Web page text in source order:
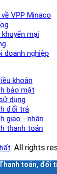
VPP Minaco
mại
doanh nghiệp
khoản
bảo mật
dụng
đổi trả
giao - nhận
thanh toán
. All rights
toán, đổi